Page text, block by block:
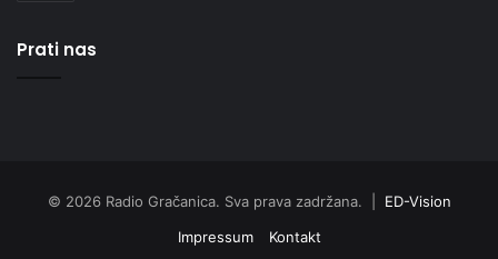
Prati nas
© 2026 Radio Gračanica. Sva prava zadržana. | ED-Vision
Impressum
Kontakt